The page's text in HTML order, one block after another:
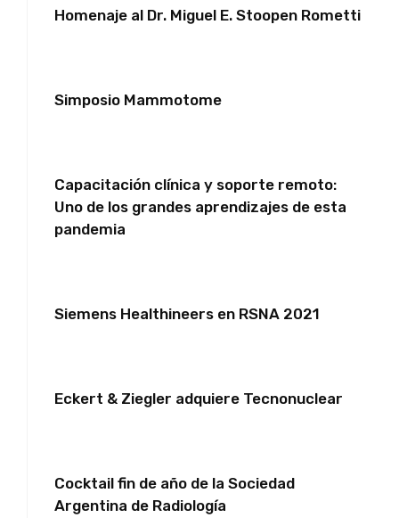
Homenaje al Dr. Miguel E. Stoopen Rometti
Simposio Mammotome
Capacitación clínica y soporte remoto:
Uno de los grandes aprendizajes de esta
pandemia
Siemens Healthineers en RSNA 2021
Eckert & Ziegler adquiere Tecnonuclear
Cocktail fin de año de la Sociedad
Argentina de Radiología